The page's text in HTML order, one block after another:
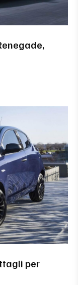
per